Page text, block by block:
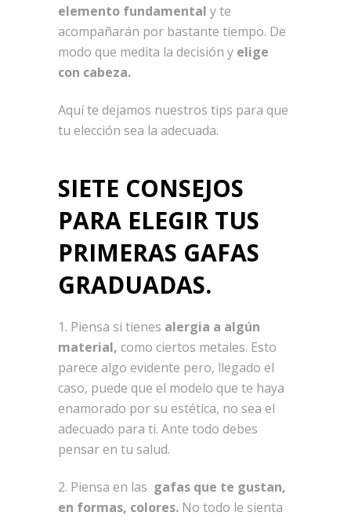
elemento fundamental y te
acompañarán por bastante tiempo. De
modo que medita la decisión y elige
con cabeza.
Aquí te dejamos nuestros tips para que
tu elección sea la adecuada.
SIETE CONSEJOS
PARA ELEGIR TUS
PRIMERAS GAFAS
GRADUADAS.
1. Piensa si tienes alergia a algún
material, como ciertos metales. Esto
parece algo evidente pero, llegado el
caso, puede que el modelo que te haya
enamorado por su estética, no sea el
adecuado para ti. Ante todo debes
pensar en tu salud.
2. Piensa en las gafas que te gustan,
en formas, colores. No todo le sienta